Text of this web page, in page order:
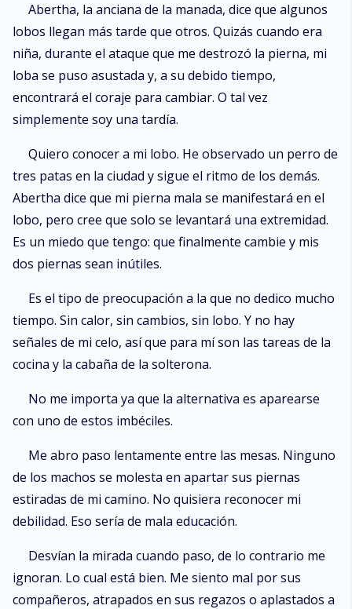
Abertha, la anciana de la manada, dice que algunos
lobos llegan más tarde que otros. Quizás cuando era
niña, durante el ataque que me destrozó la pierna, mi
loba se puso asustada y, a su debido tiempo,
encontrará el coraje para cambiar. O tal vez
simplemente soy una tardía.
Quiero conocer a mi lobo. He observado un perro de
tres patas en la ciudad y sigue el ritmo de los demás.
Abertha dice que mi pierna mala se manifestará en el
lobo, pero cree que solo se levantará una extremidad.
Es un miedo que tengo: que finalmente cambie y mis
dos piernas sean inútiles.
Es el tipo de preocupación a la que no dedico mucho
tiempo. Sin calor, sin cambios, sin lobo. Y no hay
señales de mi celo, así que para mí son las tareas de la
cocina y la cabaña de la solterona.
No me importa ya que la alternativa es aparearse
con uno de estos imbéciles.
Me abro paso lentamente entre las mesas. Ninguno
de los machos se molesta en apartar sus piernas
estiradas de mi camino. No quisiera reconocer mi
debilidad. Eso sería de mala educación.
Desvían la mirada cuando paso, de lo contrario me
ignoran. Lo cual está bien. Me siento mal por sus
compañeros, atrapados en sus regazos o aplastados a